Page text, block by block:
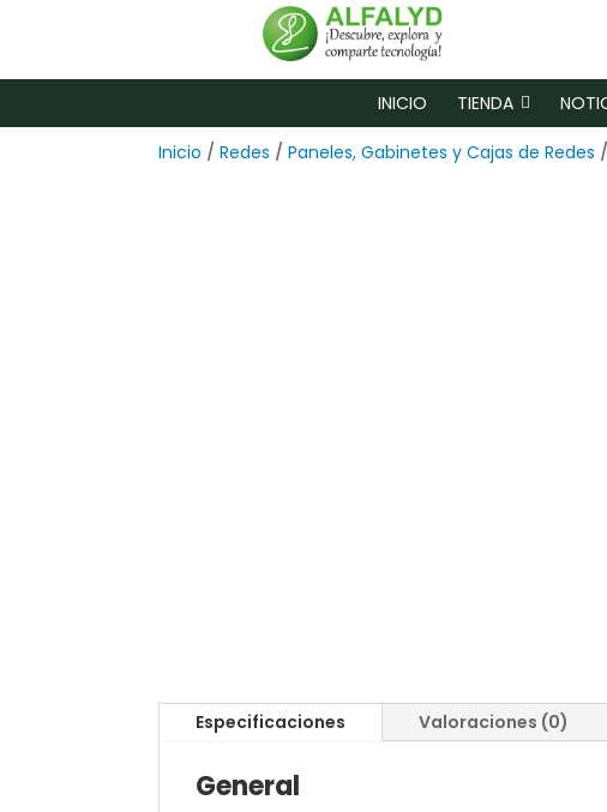
INICIO TIENDA
Inicio / Redes / Paneles, Gabinetes y Cajas de Redes /
Especificaciones Valoraciones (0)
General